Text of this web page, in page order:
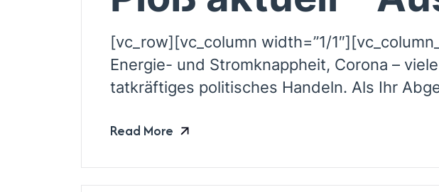
[vc_row][vc_column width=”1/
Energie- und Stromknappheit, Corona –
tatkräftiges politisches Handeln. Als Ihr
Read More